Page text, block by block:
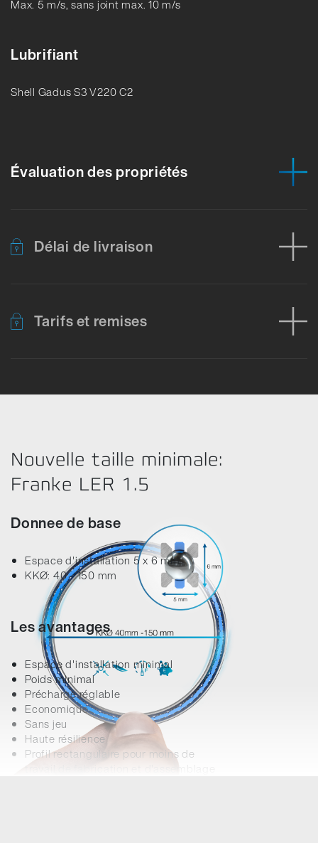
Max. 5 m/s, sans joint max. 10 m/s
Lubrifiant
Shell Gadus S3 V220 C2
Évaluation des propriétés
Délai de livraison
Tarifs et remises
Nouvelle taille minimale:
Franke LER 1.5
Donnee de base
Espace d'installation 5 x 6 mm
KKØ: 40 - 150 mm
Les avantages
Espace d'installation minimal
Poids minimal
Précharge réglable
Economique
Sans jeu
Haute résilience
Profil rectangulaire pour moins de